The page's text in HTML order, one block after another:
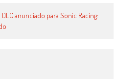
anunciado para Sonic Racing: